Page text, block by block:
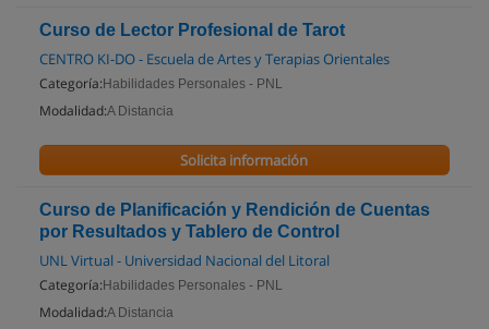
Curso de Lector Profesional de Tarot
CENTRO KI-DO - Escuela de Artes y Terapias Orientales
Categoría: Habilidades Personales - PNL
Modalidad:A Distancia
Solicita información
Curso de Planificación y Rendición de Cuentas
por Resultados y Tablero de Control
UNL Virtual - Universidad Nacional del Litoral
Categoría: Habilidades Personales - PNL
Modalidad:A Distancia